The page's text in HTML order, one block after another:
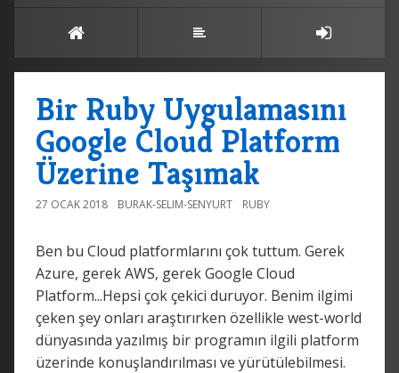
Bir Ruby Uygulamasını
Google Cloud Platform
Üzerine Taşımak
27 OCAK 2018 BURAK-SELIM-SENYURT RUBY
Ben bu Cloud platformlarını çok tuttum. Gerek
Azure, gerek AWS, gerek Google Cloud
Platform...Hepsi çok çekici duruyor. Benim ilgimi
çeken şey onları araştırırken özellikle west-world
dünyasında yazılmış bir programın ilgili platform
üzerinde konuşlandırılması ve yürütülebilmesi.